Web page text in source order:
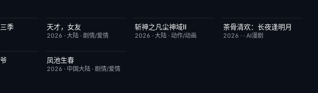
季 更新至第20集
天才，女友
2026 · 大陆· 剧情/爱情
更新至第09集
斩神之凡尘神域Ⅱ
2026 ·大陆 ·动作/动画
完结 10.0
茶骨清欢：长夜逢明月
2026 · · AI漫剧
已完结
凤池生春
2026 · 中国大陆· 剧情/爱情